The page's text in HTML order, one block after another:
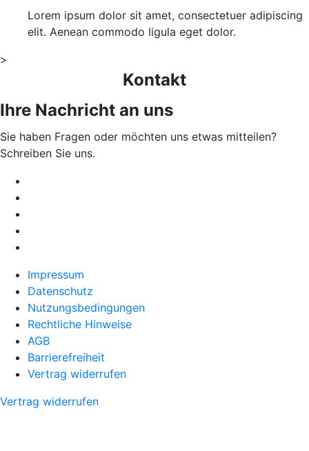
Lorem ipsum dolor sit amet, consectetuer adipiscing
elit. Aenean commodo ligula eget dolor.
>
Kontakt
Ihre Nachricht an uns
Sie haben Fragen oder möchten uns etwas mitteilen?
Schreiben Sie uns.
Impressum
Datenschutz
Nutzungsbedingungen
Rechtliche Hinweise
AGB
Barrierefreiheit
Vertrag widerrufen
Vertrag widerrufen